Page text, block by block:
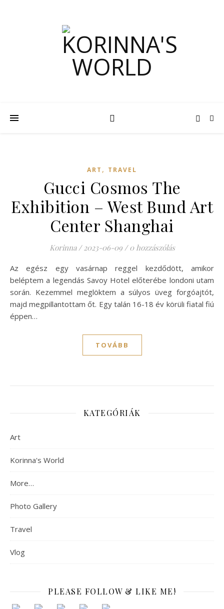
ART , TRAVEL
Gucci Cosmos The
Exhibition – West Bund Art
Center Shanghai
Korinna / 2023-06-09 / 0 hozzászólás
Az egész egy vasárnap reggel kezdődött, amikor
beléptem a legendás Savoy Hotel előterébe londoni utam
során. Kezemmel meglöktem a súlyos üveg forgóajtót,
majd megpillantottam őt. Egy talán 16-18 év körüli fiatal fiú
éppen…
TOVÁBB
KATEGÓRIÁK
Art
Korinna's World
More…
Photo Gallery
Travel
Vlog
PLEASE FOLLOW & LIKE ME!